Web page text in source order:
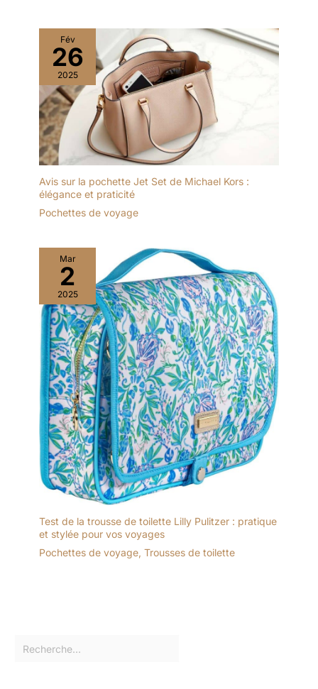
Fév
26
2025
Avis sur la pochette Jet Set de Michael Kors :
élégance et praticité
Pochettes de voyage
Mar
2
2025
Test de la trousse de toilette Lilly Pulitzer : pratique
et stylée pour vos voyages
Pochettes de voyage, Trousses de toilette